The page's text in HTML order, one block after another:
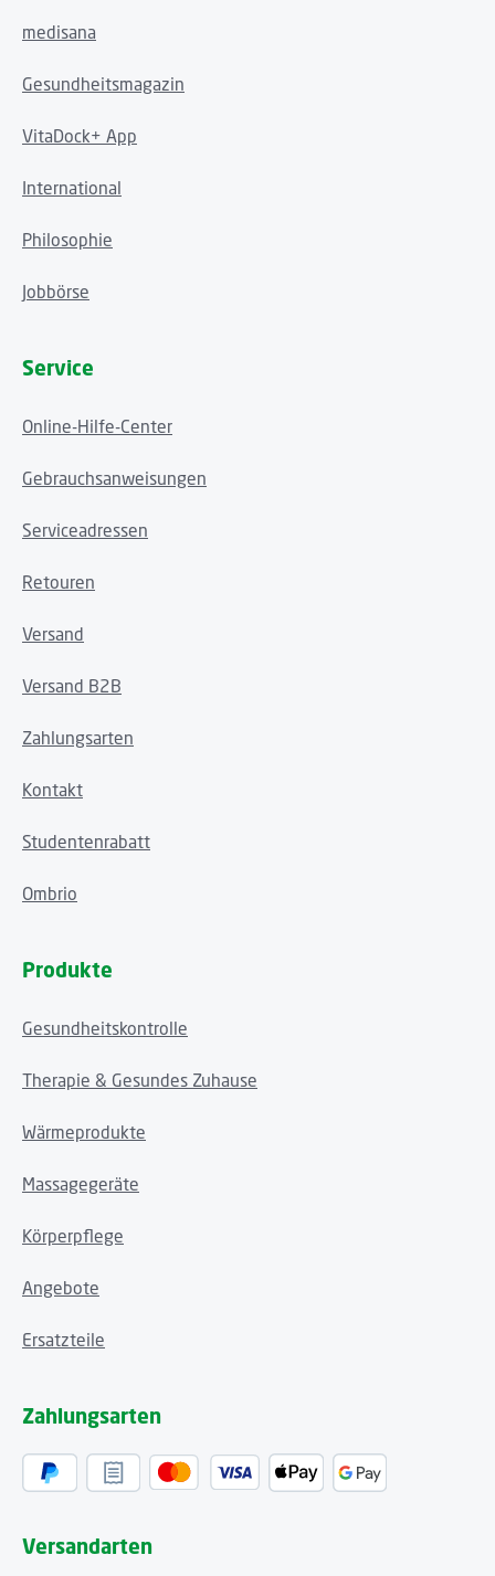
medisana
Gesundheitsmagazin
VitaDock+ App
International
Philosophie
Jobbörse
Service
Online-Hilfe-Center
Gebrauchsanweisungen
Serviceadressen
Retouren
Versand
Versand B2B
Zahlungsarten
Kontakt
Studentenrabatt
Ombrio
Produkte
Gesundheitskontrolle
Therapie & Gesundes Zuhause
Wärmeprodukte
Massagegeräte
Körperpflege
Angebote
Ersatzteile
Zahlungsarten
Versandarten